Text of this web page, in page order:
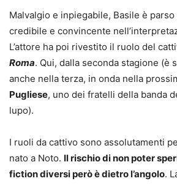
Malvalgio e inpiegabile, Basile è
credibile e convincente
L’attore ha poi rivestito il ruolo del
Roma. Qui, dalla seconda stagione (è
anche nella terza, in onda nella
Pugliese, uno dei fratelli della banda
lupo).
I ruoli da cattivo sono assolutamenti
nato a Noto. Il rischio di non poter
fiction diversi però è dietro l’angolo.